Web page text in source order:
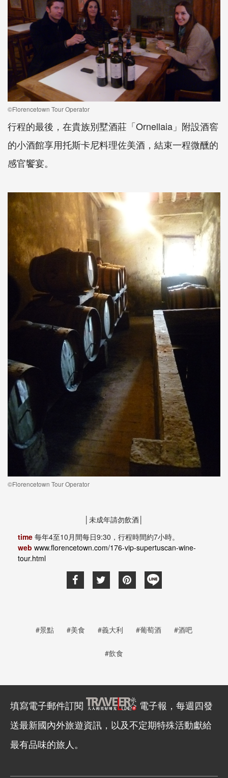
©Florencetown Tour Operator
行程的最後，在貴族別墅酒莊「Ornellaia」附設酒窖
的小酒館享用托斯卡尼料理佐美酒，結束一程微醺的
感官饗宴。
©Florencetown Tour Operator
│未成年請勿飲酒│
time 每年4至10月間每日9:30，行程時間約7小時。
web www.florencetown.com/176-vip-supertuscan-wine-
tour.html
#景點 #美食 #義大利 #葡萄酒 #酒吧
#飲食
填寫電子郵件訂閱
電子報，每週四發
送最新國內外旅遊資訊，以及不定期特殊活動獻給
最有品味的旅人。